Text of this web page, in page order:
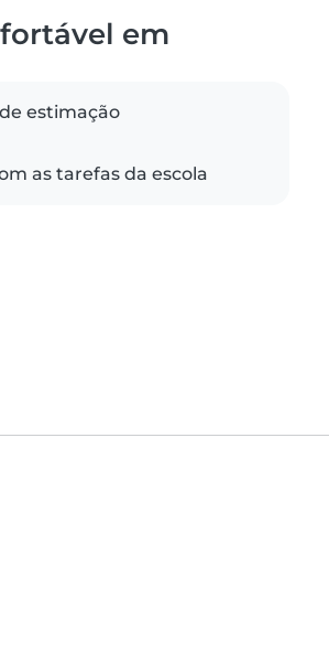
em
estimação
as tarefas da escola